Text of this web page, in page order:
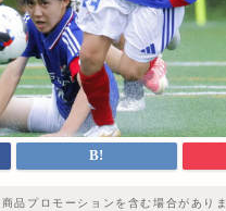
品プロモーションを含む場合があり